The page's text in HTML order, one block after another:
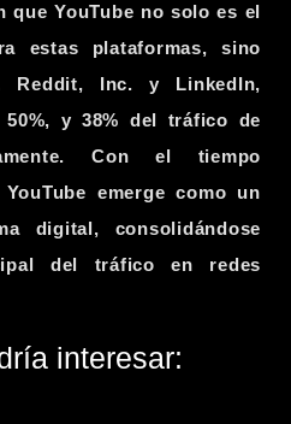
que YouTube no solo es el
estas plataformas, sino
Reddit, Inc. y LinkedIn,
50%, y 38% del tráfico de
Con el tiempo
emerge como un
digital, consolidándose
del tráfico en redes
interesar: